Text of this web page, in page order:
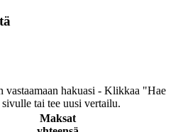
hakuasi - Klikkaa "Hae
tai tee uusi vertailu.
Maksat